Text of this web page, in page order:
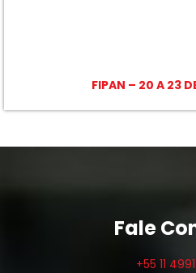
FIPAN – 20 A 23
Fale
+55 11